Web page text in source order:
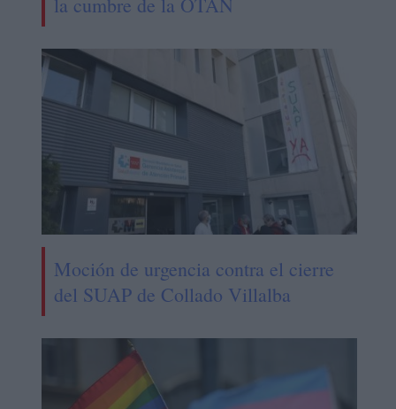
Moción de urgencia contra el cierre
del SUAP de Collado Villalba